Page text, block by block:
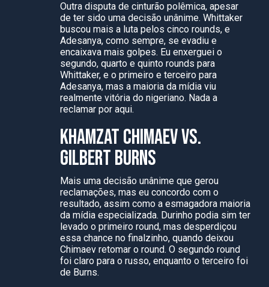
Outra disputa de cinturão polêmica, apesar
de ter sido uma decisão unânime. Whittaker
buscou mais a luta pelos cinco rounds, e
Adesanya, como sempre, se evadiu e
encaixava mais golpes. Eu enxerguei o
segundo, quarto e quinto rounds para
Whittaker, e o primeiro e terceiro para
Adesanya, mas a maioria da mídia viu
realmente vitória do nigeriano. Nada a
reclamar por aqui.
KHAMZAT CHIMAEV VS.
GILBERT BURNS
Mais uma decisão unânime que gerou
reclamações, mas eu concordo com o
resultado, assim como a esmagadora maioria
da mídia especializada. Durinho podia sim ter
levado o primeiro round, mas desperdiçou
essa chance no finalzinho, quando deixou
Chimaev retomar o round. O segundo round
foi claro para o russo, enquanto o terceiro foi
de Burns.